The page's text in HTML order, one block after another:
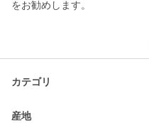
をお勧めします。
カテゴリ
産地